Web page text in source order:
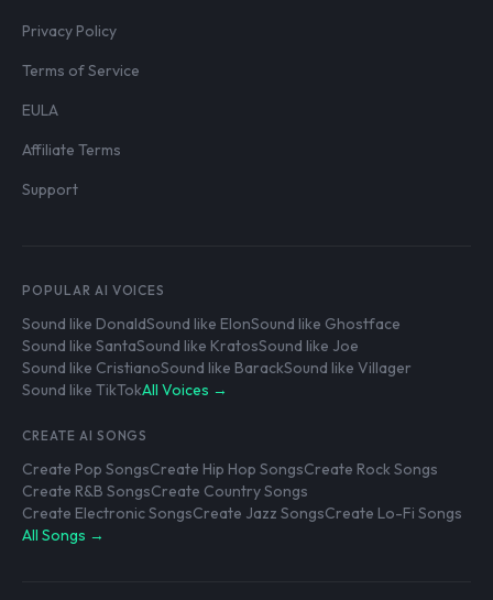
Privacy Policy
Terms of Service
EULA
Affiliate Terms
Support
POPULAR AI VOICES
Sound like DonaldSound like ElonSound like Ghostface
Sound like SantaSound like KratosSound like Joe
Sound like CristianoSound like BarackSound like Villager
Sound like TikTokAll Voices →
CREATE AI SONGS
Create Pop SongsCreate Hip Hop SongsCreate Rock Songs
Create R&B SongsCreate Country Songs
Create Electronic SongsCreate Jazz SongsCreate Lo-Fi Songs
All Songs →